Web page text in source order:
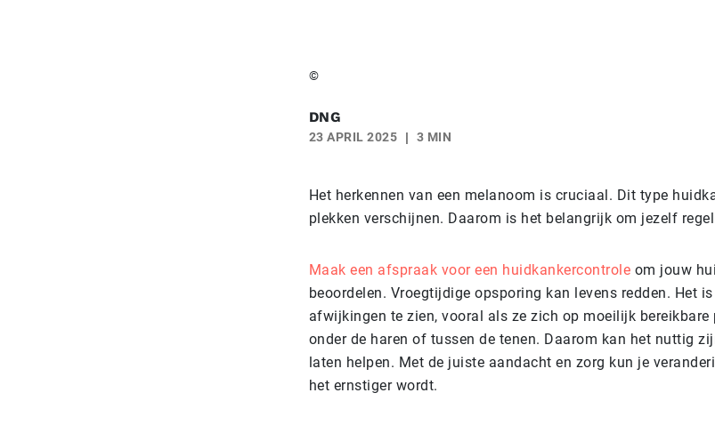
©
DNG
23 APRIL 2025 3 MIN
Het herkennen van een melanoom is cruciaal. Dit type
plekken verschijnen. Daarom is het belangrijk om jezelf
Maak een afspraak voor een huidkankercontrole om jouw
beoordelen. Vroegtijdige opsporing kan levens redden. Het
afwijkingen te zien, vooral als ze zich op moeilijk
onder de haren of tussen de tenen. Daarom kan het nuttig
laten helpen. Met de juiste aandacht en zorg kun je
het ernstiger wordt.